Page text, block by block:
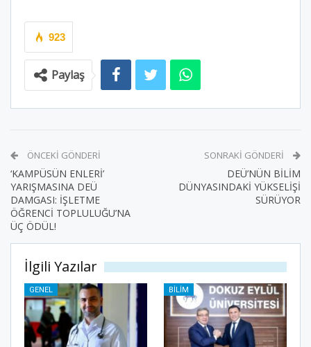
923
Paylaş
ÖNCEKI GÖNDERI
‘KAMPÜSÜN ENLERİ’
YARIŞMASINA DEÜ
DAMGASI: İŞLETME
ÖĞRENCİ TOPLULUĞU’NA
ÜÇ ÖDÜL!
SONRAKI GÖNDERI
DEÜ’NÜN BİLİM
DÜNYASINDAKİ YÜKSELİŞİ
SÜRÜYOR
İlgili Yazılar
GENEL BILIM